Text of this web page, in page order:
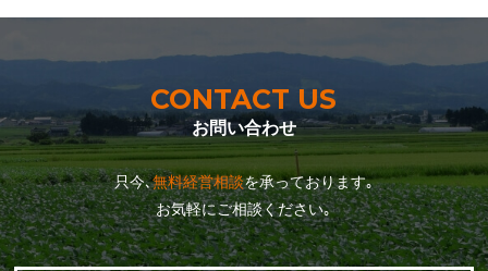
CONTACT US
お問い合わせ
只今､無料経営相談を承っております｡
お気軽にご相談ください｡